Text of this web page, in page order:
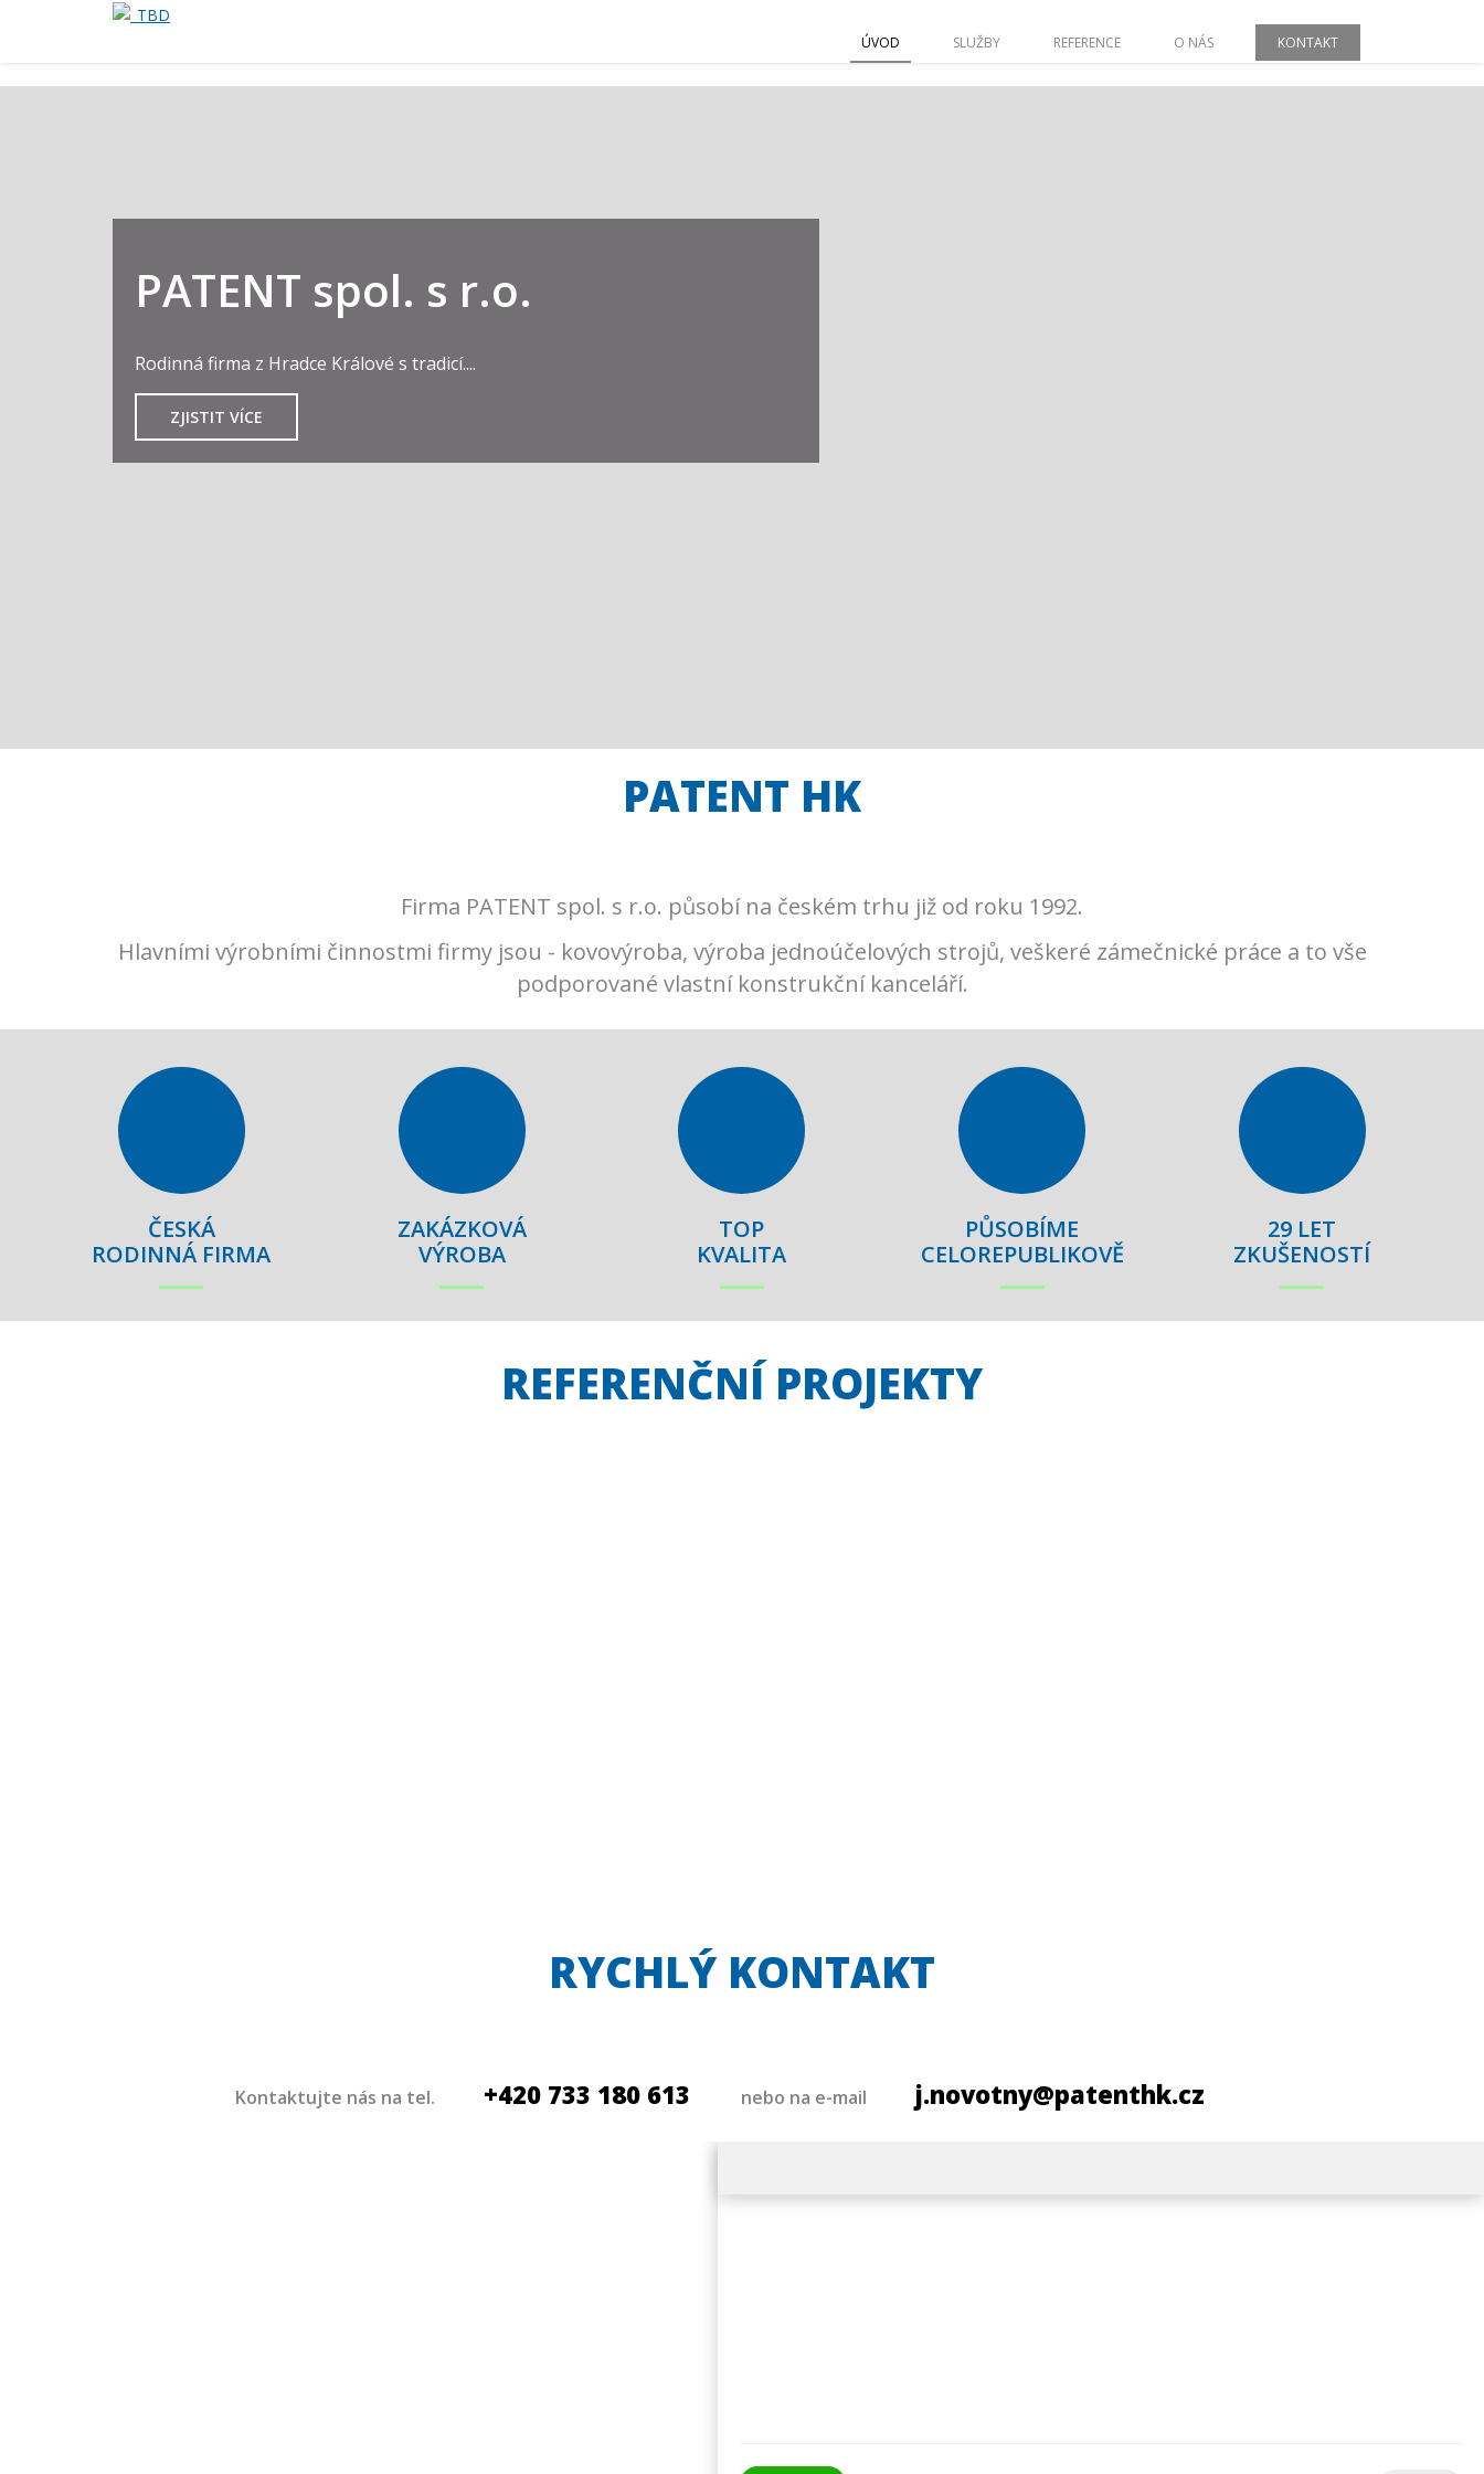
ÚVOD SLUŽBY REFERENCE O NÁS KONTAKT
PATENT spol. s r.o.
Rodinná firma z Hradce Králové s tradicí....
ZJISTIT VÍCE
PATENT HK
Firma PATENT spol. s r.o. působí na českém trhu již od roku 1992.
Hlavními výrobními činnostmi firmy jsou - kovovýroba, výroba jednoúčelových strojů, veškeré zámečnické práce a to vše
podporované vlastní konstrukční kanceláří.
ČESKÁ
RODINNÁ FIRMA
ZAKÁZKOVÁ
VÝROBA
TOP
KVALITA
PŮSOBÍME
CELOREPUBLIKOVĚ
29 LET
ZKUŠENOSTÍ
REFERENČNÍ PROJEKTY
RYCHLÝ KONTAKT
Kontaktujte nás na tel. +420 733 180 613 nebo na e-mail j.novotny@patenthk.cz